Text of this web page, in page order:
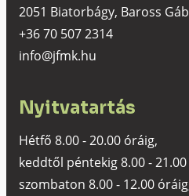
2051 Biatorbágy, Baross
+36 70 507 2314
info@jfmk.hu
Nyitvatartás
Hétfő 8.00 - 20.00 óráig,
keddtől péntekig 8.00 -
szombaton 8.00 - 12.00